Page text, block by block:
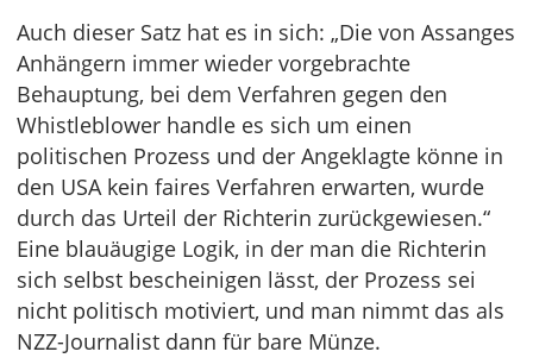
Auch dieser Satz hat es in sich: „Die von Assanges
Anhängern immer wieder vorgebrachte
Behauptung, bei dem Verfahren gegen den
Whistleblower handle es sich um einen
politischen Prozess und der Angeklagte könne in
den USA kein faires Verfahren erwarten, wurde
durch das Urteil der Richterin zurückgewiesen.“
Eine blauäugige Logik, in der man die Richterin
sich selbst bescheinigen lässt, der Prozess sei
nicht politisch motiviert, und man nimmt das als
NZZ-Journalist dann für bare Münze.